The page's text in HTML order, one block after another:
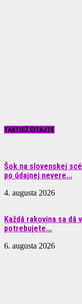
TAKTIEŽ ČÍTAJTE
Šok na slovenskej
po údajnej nevere...
4. augusta 2026
Každá rakovina sa dá
potrebujete...
6. augusta 2026